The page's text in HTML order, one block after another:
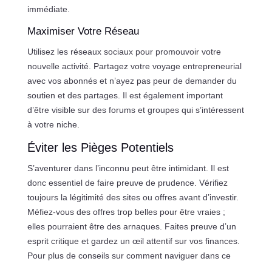
immédiate.
Maximiser Votre Réseau
Utilisez les réseaux sociaux pour promouvoir votre
nouvelle activité. Partagez votre voyage entrepreneurial
avec vos abonnés et n’ayez pas peur de demander du
soutien et des partages. Il est également important
d’être visible sur des forums et groupes qui s’intéressent
à votre niche.
Éviter les Pièges Potentiels
S’aventurer dans l’inconnu peut être intimidant. Il est
donc essentiel de faire preuve de prudence. Vérifiez
toujours la légitimité des sites ou offres avant d’investir.
Méfiez-vous des offres trop belles pour être vraies ;
elles pourraient être des arnaques. Faites preuve d’un
esprit critique et gardez un œil attentif sur vos finances.
Pour plus de conseils sur comment naviguer dans ce